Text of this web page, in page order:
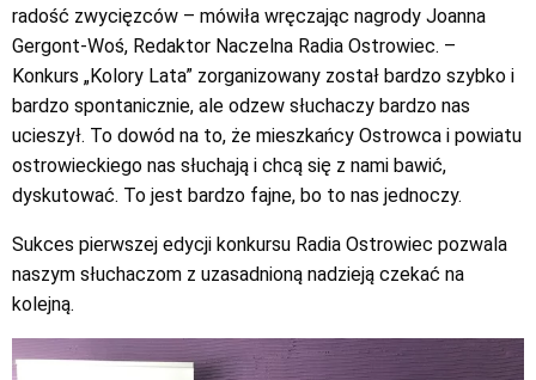
radość zwycięzców – mówiła wręczając nagrody Joanna
Gergont-Woś, Redaktor Naczelna Radia Ostrowiec. –
Konkurs „Kolory Lata” zorganizowany został bardzo szybko i
bardzo spontanicznie, ale odzew słuchaczy bardzo nas
ucieszył. To dowód na to, że mieszkańcy Ostrowca i powiatu
ostrowieckiego nas słuchają i chcą się z nami bawić,
dyskutować. To jest bardzo fajne, bo to nas jednoczy.
Sukces pierwszej edycji konkursu Radia Ostrowiec pozwala
naszym słuchaczom z uzasadnioną nadzieją czekać na
kolejną.